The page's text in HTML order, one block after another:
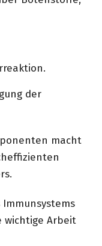
der
macht
wichtige Arbeit